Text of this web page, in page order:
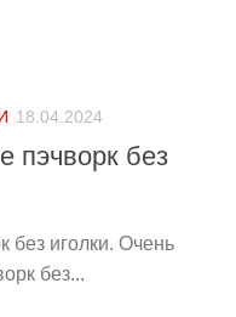
18.04.2024
пэчворк без
без иголки. Очень
без...